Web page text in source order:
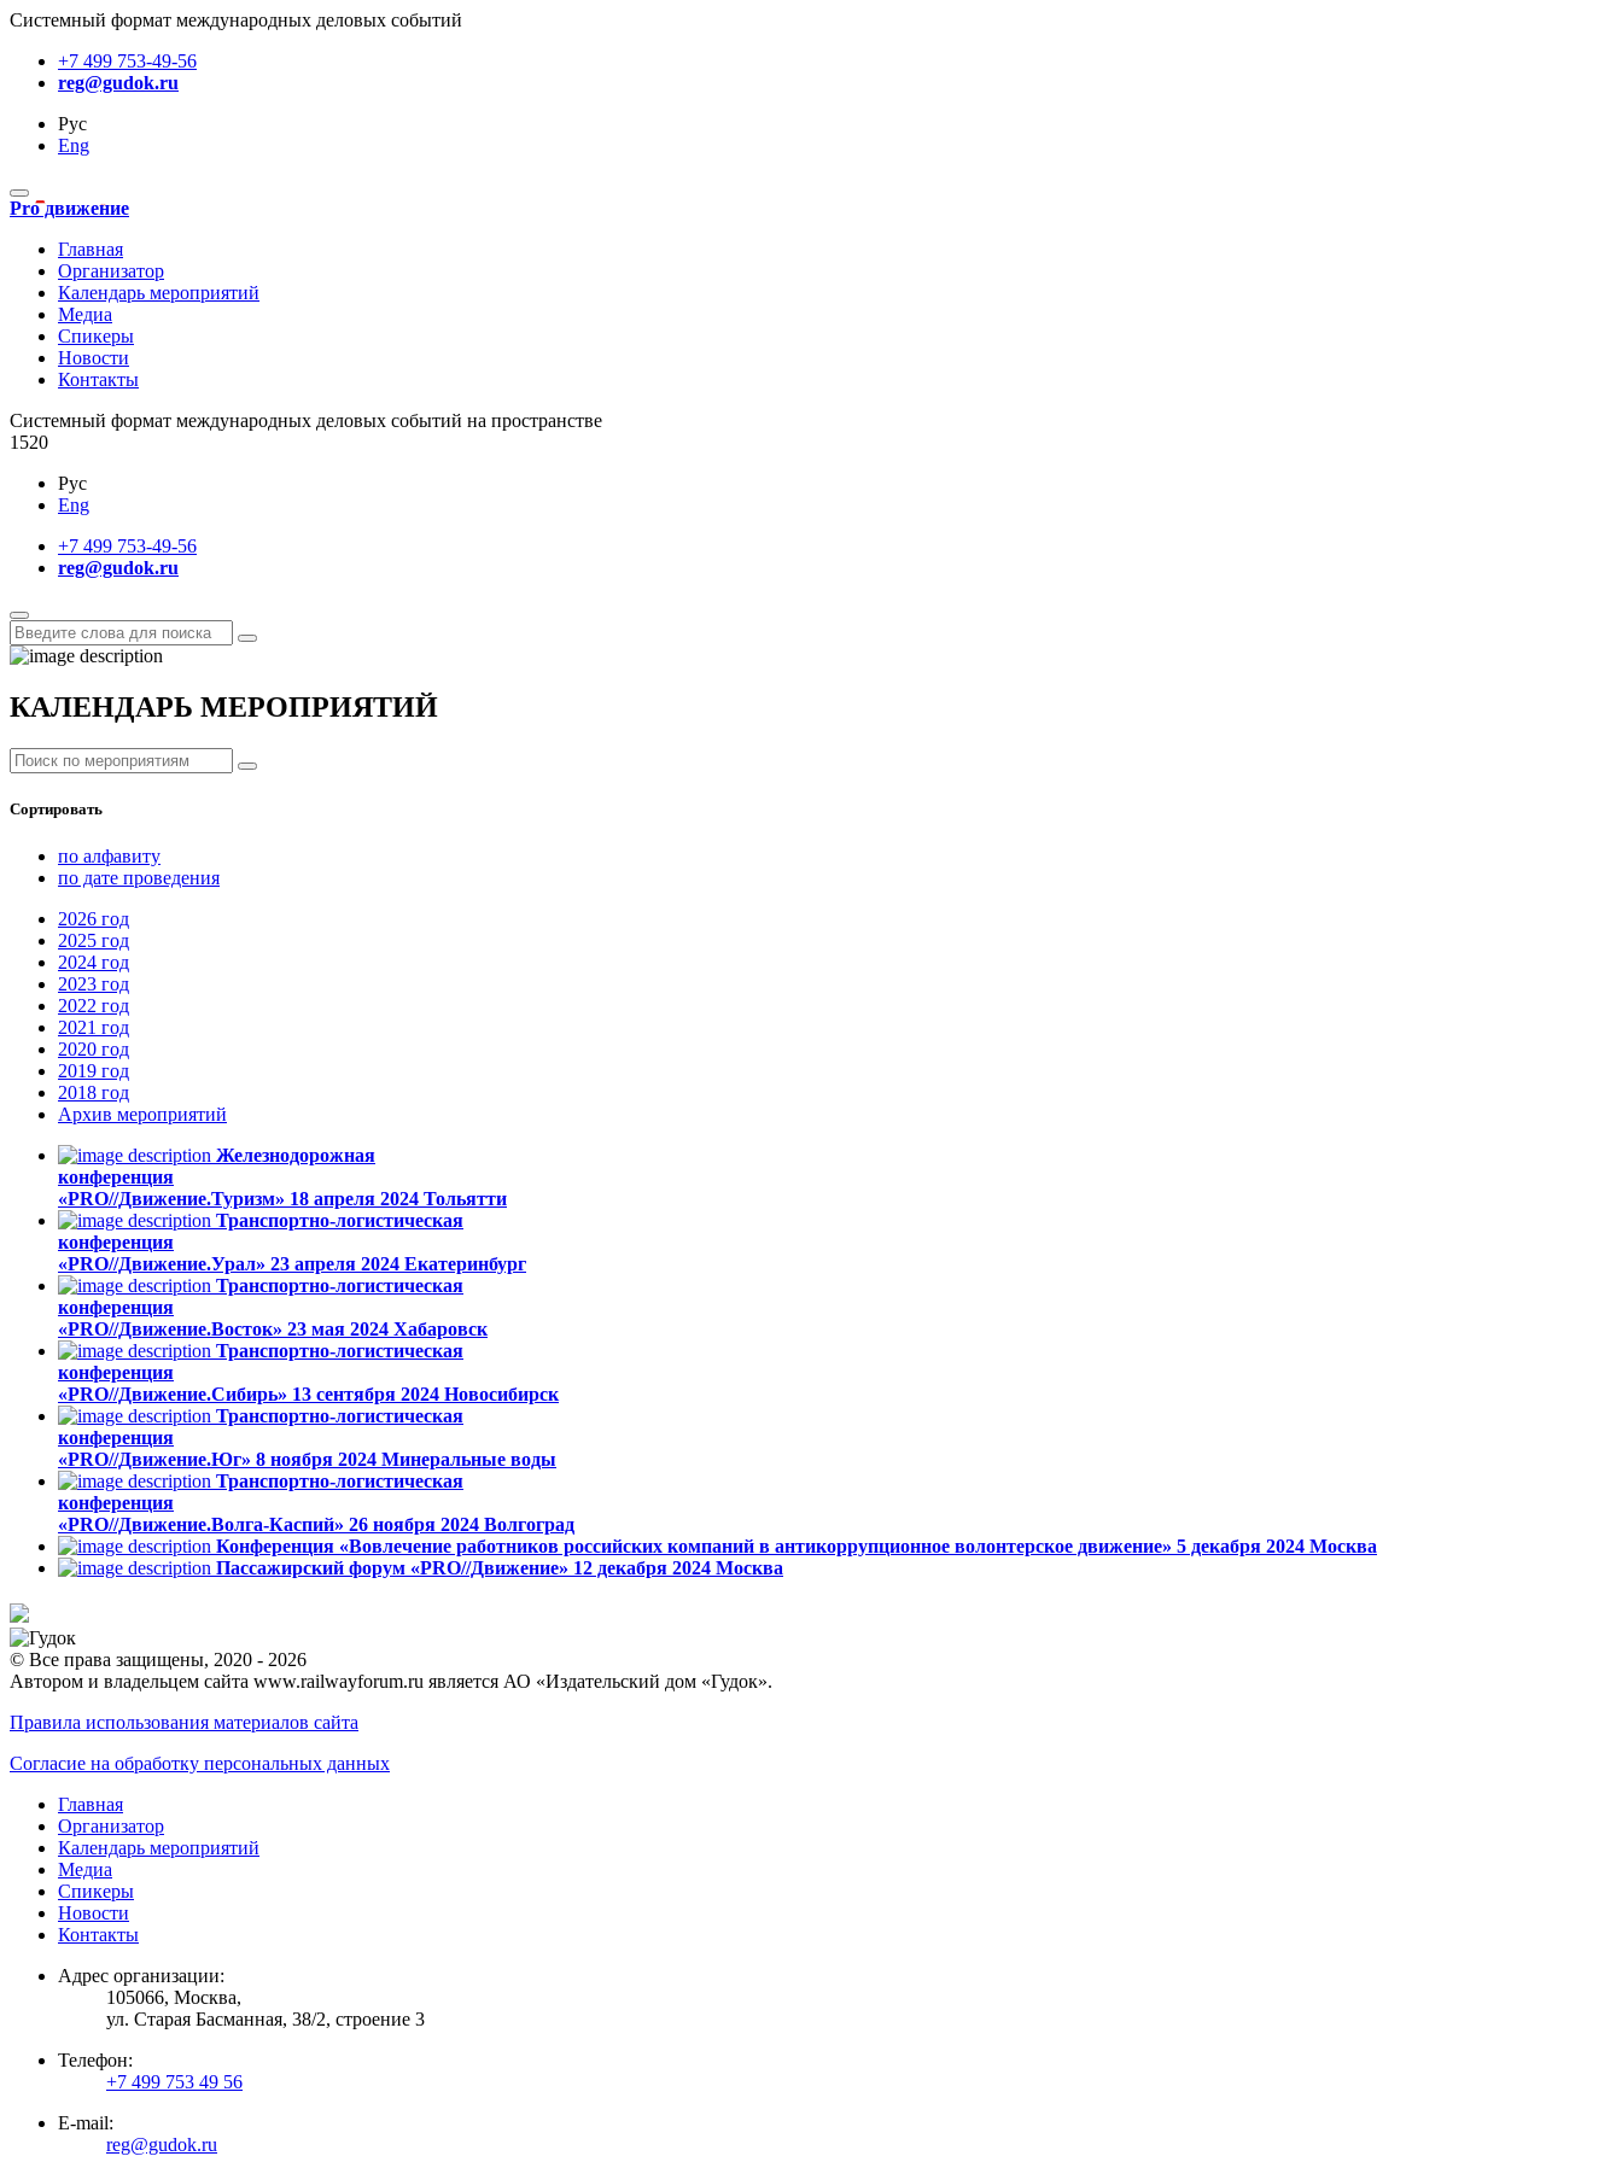
Системный формат международных деловых событий
+7 499 753-49-56
reg@gudok.ru
Рус
Eng
Pro движение
Главная
Организатор
Календарь мероприятий
Медиа
Спикеры
Новости
Контакты
Cистемный формат международных деловых событий на пространстве
1520
Рус
Eng
+7 499 753-49-56
reg@gudok.ru
КАЛЕНДАРЬ МЕРОПРИЯТИЙ
Сортировать
по алфавиту
по дате проведения
2026 год
2025 год
2024 год
2023 год
2022 год
2021 год
2020 год
2019 год
2018 год
Архив мероприятий
Железнодорожная
конференция
«PRO//Движение.Туризм» 18 апреля 2024 Тольятти
Транспортно-логистическая
конференция
«PRO//Движение.Урал» 23 апреля 2024 Екатеринбург
Транспортно-логистическая
конференция
«PRO//Движение.Восток» 23 мая 2024 Хабаровск
Транспортно-логистическая
конференция
«PRO//Движение.Сибирь» 13 сентября 2024 Новосибирск
Транспортно-логистическая
конференция
«PRO//Движение.Юг» 8 ноября 2024 Минеральные воды
Транспортно-логистическая
конференция
«PRO//Движение.Волга-Каспий» 26 ноября 2024 Волгоград
Конференция «Вовлечение работников российских компаний в антикоррупционное волонтерское движение» 5 декабря 2024 Москва
Пассажирский форум «PRO//Движение» 12 декабря 2024 Москва
© Все права защищены, 2020 - 2026
Автором и владельцем сайта www.railwayforum.ru является АО «Издательский дом «Гудок».
Правила использования материалов сайта
Согласие на обработку персональных данных
Главная
Организатор
Календарь мероприятий
Медиа
Спикеры
Новости
Контакты
Адрес организации:
105066, Москва,
ул. Старая Басманная, 38/2, строение 3
Телефон:
+7 499 753 49 56
E-mail:
reg@gudok.ru